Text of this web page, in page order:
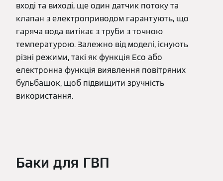
вході та виході, ще один датчик потоку та
клапан з електроприводом гарантують, що
гаряча вода витікає з труби з точною
температурою. Залежно від моделі, існують
різні режими, такі як функція Eco або
електронна функція виявлення повітряних
бульбашок, щоб підвищити зручність
використання.
Баки для ГВП